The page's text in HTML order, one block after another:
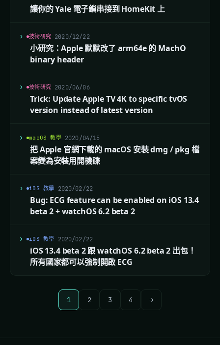
讓你的 Yale 電子鎖串接到 HomeKit 上
2020/12/22
技術研究
小研究：Apple 默默改了 arm64e 的 MachO
binary header
2020/06/06
技術研究
Trick: Update Apple TV 4K to specific tvOS
version instead of latest version
2020/04/15
macOS 教學
把 Apple 官網下載的 macOS 安裝 dmg / pkg 檔
案變為安裝用開機碟
2020/02/22
iOS 教學
Bug: ECG feature can be enabled on iOS 13.4
beta 2 + watchOS 6.2 beta 2
2020/02/22
iOS 教學
iOS 13.4 beta 2 跟 watchOS 6.2 beta 2 出包！
所有國家都可以強制開啟 ECG
1 2 3 4 →